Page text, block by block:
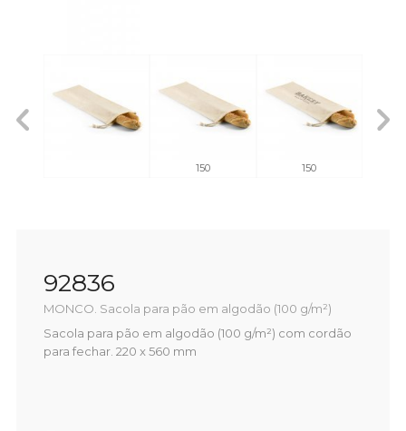
150 150
92836
MONCO. Sacola para pão em algodão (100 g/m²)
Sacola para pão em algodão (100 g/m²) com cordão
para fechar. 220 x 560 mm